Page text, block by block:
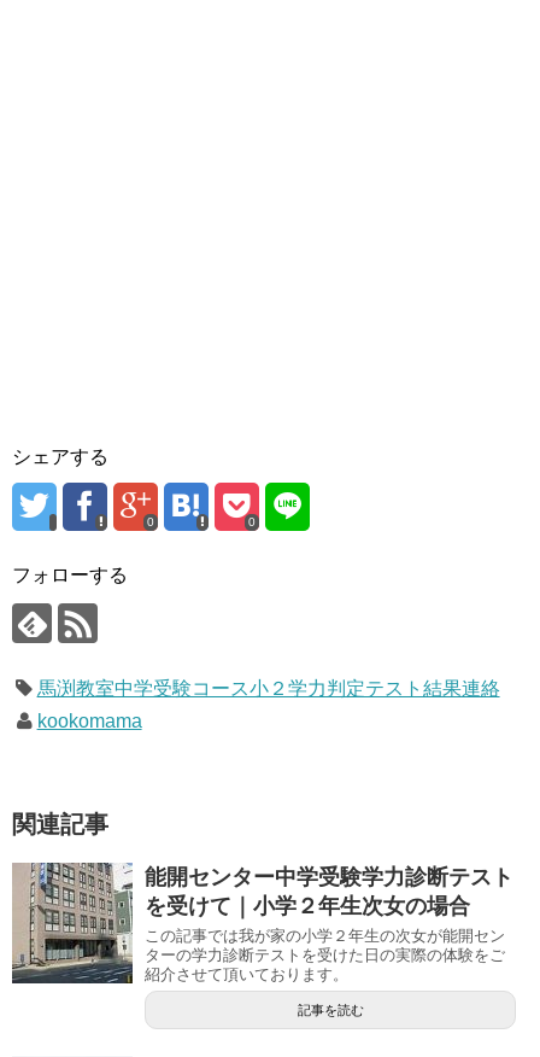
シェアする
0 0
フォローする
馬渕教室中学受験コース小２学力判定テスト結果連絡
kookomama
関連記事
能開センター中学受験学力診断テスト
を受けて｜小学２年生次女の場合
この記事では我が家の小学２年生の次女が能開セン
ターの学力診断テストを受けた日の実際の体験をご
紹介させて頂いております。
記事を読む